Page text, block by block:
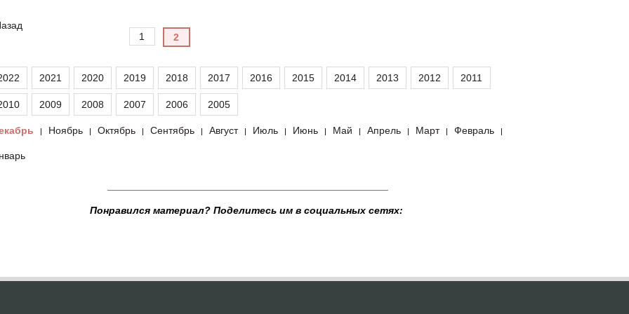
1
2
2021 2020 2019 2018 2017 2016 2015 2014 2013 2012 2011
2009 2008 2007 2006 2005
| Ноябрь | Октябрь | Сентябрь | Август | Июль | Июнь | Май | Апрель | Март | Февраль |
Понравился материал? Поделитесь им в социальных сетях: